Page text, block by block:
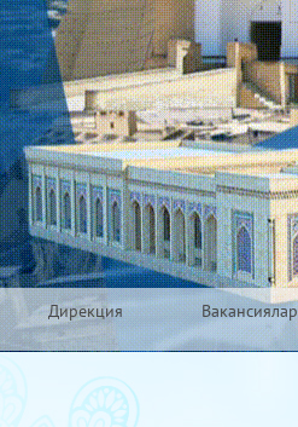
Дирекция Вакансиялар